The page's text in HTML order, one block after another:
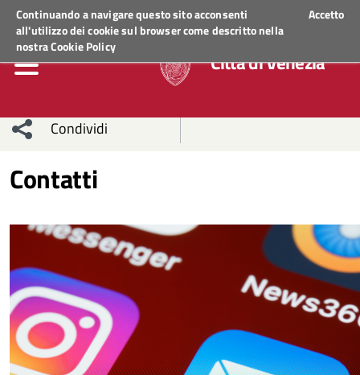
Continuando a navigare questo sito acconsenti
all'utilizzo dei cookie sul browser come descritto nella
nostraCookie Policy
Accetto
Regione Veneto ACCEDI AI SERVIZI
Città di Venezia
Condividi
network
Condividi
Facebook
su
Twitter
Condividi
su
Facebook
Condividi
Whatsapp
Contatti